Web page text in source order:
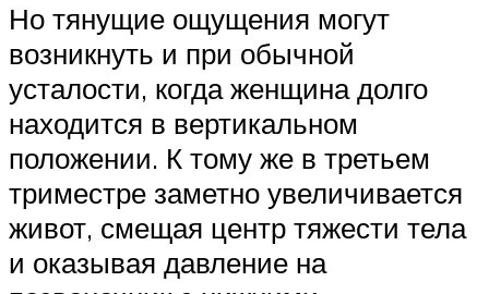
Но тянущие ощущения могут
возникнуть и при обычной
усталости, когда женщина долго
находится в вертикальном
положении. К тому же в третьем
триместре заметно увеличивается
живот, смещая центр тяжести тела
и оказывая давление на